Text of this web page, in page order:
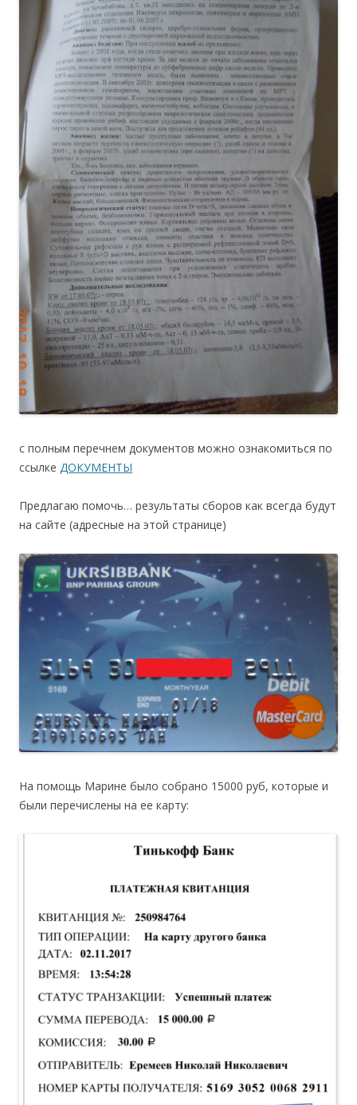
с полным перечнем документов можно ознакомиться по
ссылке ДОКУМЕНТЫ
Предлагаю помочь… результаты сборов как всегда будут
на сайте (адресные на этой странице)
На помощь Марине было собрано 15000 руб, которые и
были перечислены на ее карту: